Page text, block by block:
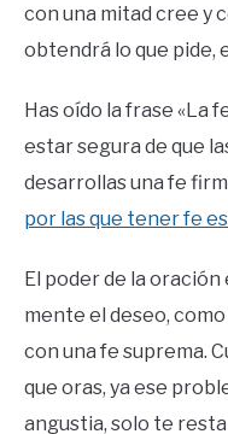
con una mitad cree y
obtendrá lo que pide,
Has oído la frase «La
estar segura de que
desarrollas una fe
por las que tener fe
El poder de la
mente el deseo,
con una fe suprema.
que oras, ya ese
angustia, solo te